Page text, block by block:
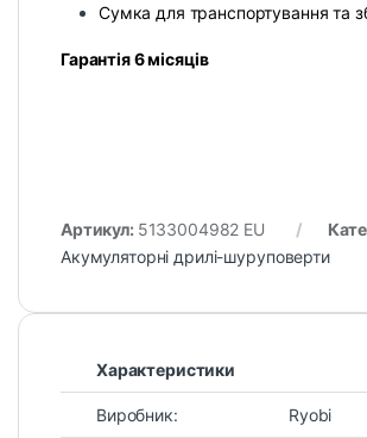
Сумка для транспортування та
Гарантія 6 місяців
Артикул: 5133004982 EU
Акумуляторні дрилі-шуруповерти
Характеристики
Виробник: Ryobi